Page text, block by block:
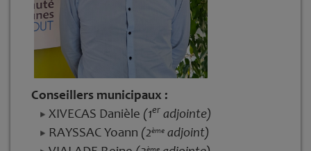
Conseillers municipaux :
XIVECAS Danièle (1er adjointe)
RAYSSAC Yoann (2ème adjoint)
ème